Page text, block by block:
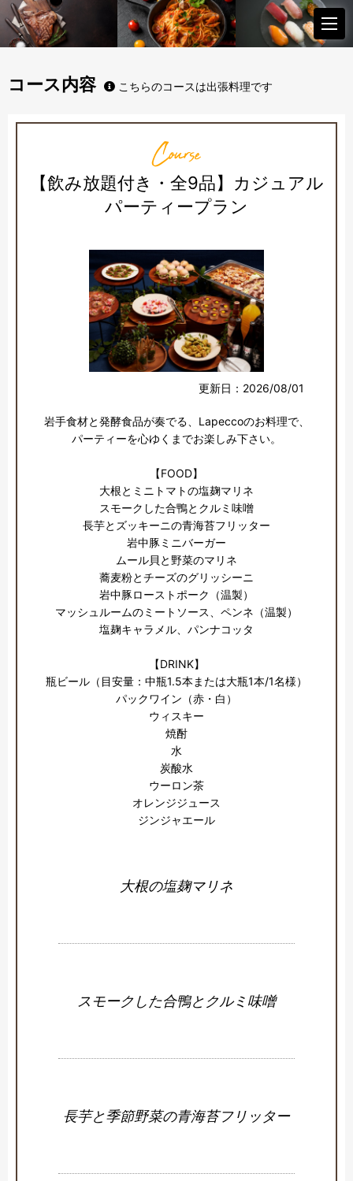
コース内容 こちらのコースは出張料理です
Course
【飲み放題付き・全9品】カジュアル
パーティープラン
更新日：2026/08/01
岩手食材と発酵食品が奏でる、Lapeccoのお料理で、
パーティーを心ゆくまでお楽しみ下さい。
【FOOD】
大根とミニトマトの塩麹マリネ
スモークした合鴨とクルミ味噌
長芋とズッキーニの青海苔フリッター
岩中豚ミニバーガー
ムール貝と野菜のマリネ
蕎麦粉とチーズのグリッシーニ
岩中豚ローストポーク（温製）
マッシュルームのミートソース、ペンネ（温製）
塩麹キャラメル、パンナコッタ
【DRINK】
瓶ビール（目安量：中瓶1.5本または大瓶1本/1名様）
パックワイン（赤・白）
ウィスキー
焼酎
水
炭酸水
ウーロン茶
オレンジジュース
ジンジャエール
大根の塩麹マリネ
スモークした合鴨とクルミ味噌
長芋と季節野菜の青海苔フリッター